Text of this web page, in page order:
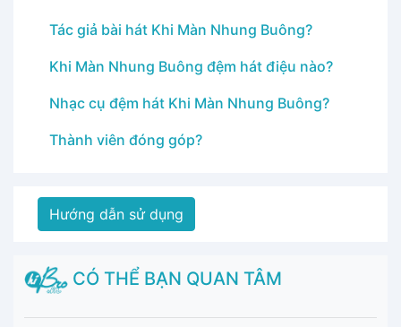
Tác giả bài hát Khi Màn Nhung Buông?
Khi Màn Nhung Buông đệm hát điệu nào?
Nhạc cụ đệm hát Khi Màn Nhung Buông?
Thành viên đóng góp?
Hướng dẫn sử dụng
CÓ THỂ BẠN QUAN TÂM